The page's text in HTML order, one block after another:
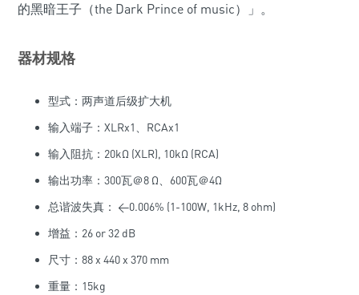
的黑暗王子（the Dark Prince of music）」。
器材规格
型式：两声道后级扩大机
输入端子：XLRx1、RCAx1
输入阻抗：20kΩ (XLR), 10kΩ (RCA)
输出功率：300瓦＠8 Ω、600瓦＠4Ω
总谐波失真： <0.006% (1-100W, 1kHz, 8 ohm)
增益：26 or 32 dB
尺寸：88 x 440 x 370 mm
重量：15kg